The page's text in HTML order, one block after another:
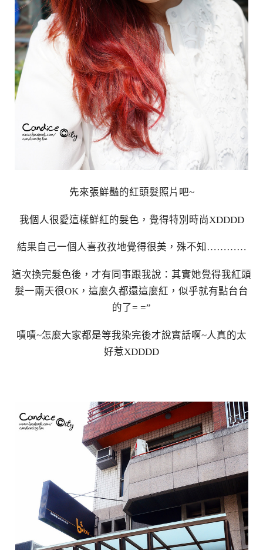
先來張鮮豔的紅頭髮照片吧~
我個人很愛這樣鮮紅的髮色，覺得特別時尚XDDDD
結果自己一個人喜孜孜地覺得很美，殊不知…………
這次換完髮色後，才有同事跟我說：其實她覺得我紅頭
髮一兩天很OK，這麼久都還這麼紅，似乎就有點台台
的了= =”
嘖嘖~怎麼大家都是等我染完後才說實話啊~人真的太
好惹XDDDD